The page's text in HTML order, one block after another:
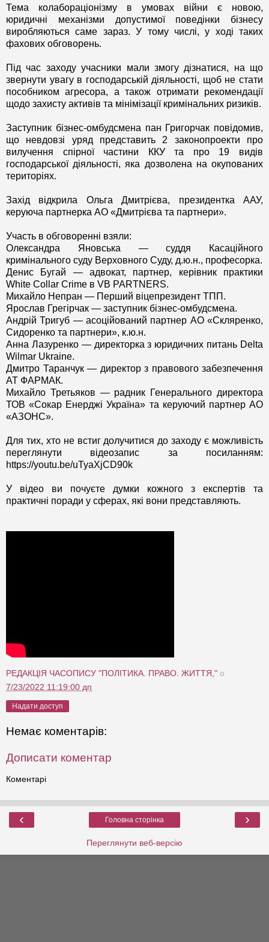
Тема колабораціонізму в умовах війни є новою,
юридичні механізми допустимої поведінки бізнесу
виробляються саме зараз. У тому числі, у ході таких
фахових обговорень.
Під час заходу учасники мали змогу дізнатися, на що
звернути увагу в господарській діяльності, щоб не стати
пособником агресора, а також отримати рекомендації
щодо захисту активів та мінімізації кримінальних ризиків.
Заступник бізнес-омбудсмена пан Григорчак повідомив,
що невдовзі уряд представить 2 законопроекти про
вилучення спірної частини ККУ та про 19 видів
господарської діяльності, яка дозволена на окупованих
територіях.
Захід відкрила Ольга Дмитрієва, президентка ААУ,
керуюча партнерка АО «Дмитрієва та партнери».
Участь в обговоренні взяли:
Олександра Яновська — суддя Касаційного
кримінального суду Верховного Суду, д.ю.н., професорка.
Денис Бугай — адвокат, партнер, керівник практики
White Collar Crime в VB PARTNERS.
Михайло Непран — Перший віцепрезидент ТПП.
Ярослав Грегірчак — заступник бізнес-омбудсмена.
Андрій Тригуб — асоційований партнер АО «Скляренко,
Сидоренко та партнери», к.ю.н.
Анна Лазуренко — директорка з юридичних питань Delta
Wilmar Ukraine.
Дмитро Таранчук — директор з правового забезпечення
АТ ФАРМАК.
Михайло Третьяков — радник Генерального директора
ТОВ «Сокар Енерджі Україна» та керуючий партнер АО
«АЗОНС».
Для тих, хто не встиг долучитися до заходу є можливість
переглянути відеозапис за посиланням:
https://youtu.be/uTyaXjCD90k
У відео ви почуєте думки кожного з експертів та
практичні поради у сферах, які вони представляють.
РЕДАКЦІЯ ЧАСОПИСУ "ПОЛІТИКА. ПРАВО. ЖИТТЯ," о
7/23/2022 11:19:00 дп
Надати доступ
Немає коментарів:
Дописати коментар
Коментарі
‹ ›
Головна сторінка
Переглянути веб-версію